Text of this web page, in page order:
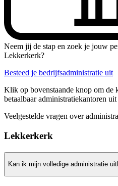
Neem jij de stap en zoek je jouw
Lekkerkerk?
Besteed je bedrijfsadministratie uit
Klik op bovenstaande knop om de
betaalbaar administratiekantoren
Veelgestelde vragen over
Lekkerkerk
Kan ik mijn volledige administratie